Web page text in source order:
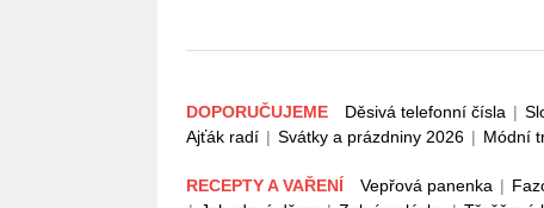
DOPORUČUJEME Děsivá telefonní čísla |
Ajťák radí | Svátky a prázdniny 2026 | Módní
RECEPTY A VAŘENÍ Vepřová panenka |